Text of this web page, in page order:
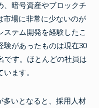
、暗号資産やブロックチ
市場に非常に少ないのが
テム開発を経験したこ
験があったものは現在30
です。ほとんどの社員は
ます。
多いとなると、採用人材